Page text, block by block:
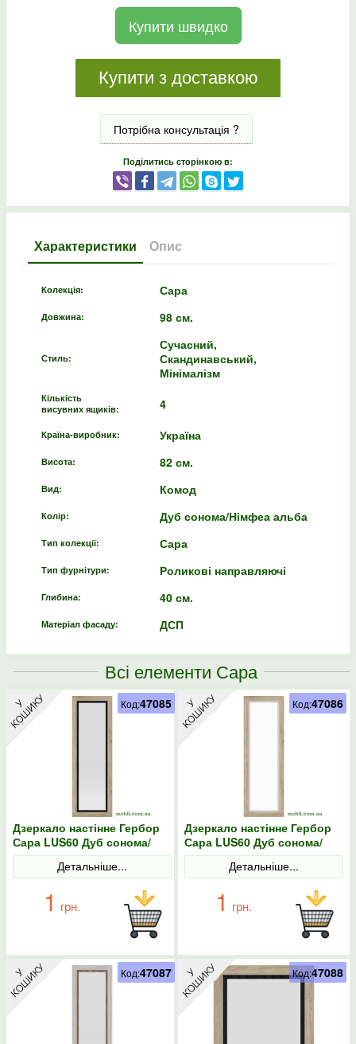
Купити швидко
Купити з доставкою
Потрібна консультація ?
Поділитись сторінкою в:
Характеристики Опис
Колекція: Сара
Довжина: 98 см.
Стиль:
Сучасний,
Скандинавський,
Мінімалізм
Кількість
висувних ящиків:
4
Країна-виробник: Україна
Висота: 82 см.
Вид: Комод
Колір: Дуб сонома/Німфеа альба
Тип колекції: Сара
Тип фурнітури: Роликові направляючі
Глибина: 40 см.
Матеріал фасаду: ДСП
Всі елементи Сара
Дзеркало настінне Гербор
Сара LUS60 Дуб сонома/
Антрацит
Детальніше...
1 грн.
Код:47085
Дзеркало настінне Гербор
Сара LUS60 Дуб сонома/
Німфея альба
Детальніше...
1 грн.
Код:47086
Код:47087 Код:47088